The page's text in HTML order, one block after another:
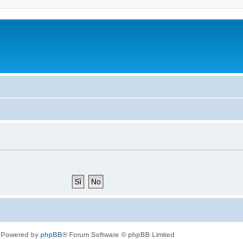
Powered by phpBB® Forum Software © phpBB Limited